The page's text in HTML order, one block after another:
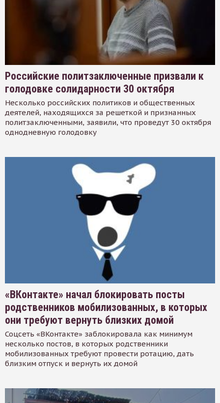
Российские политзаключенные призвали к
голодовке солидарности 30 октября
Несколько российских политиков и общественных
деятелей, находящихся за решеткой и признанных
политзаключенными, заявили, что проведут 30 октября
однодневную голодовку
«ВКонтакте» начал блокировать посты
родственников мобилизованных, в которых
они требуют вернуть близких домой
Соцсеть «ВКонтакте» заблокировала как минимум
несколько постов, в которых родственники
мобилизованных требуют провести ротацию, дать
близким отпуск и вернуть их домой